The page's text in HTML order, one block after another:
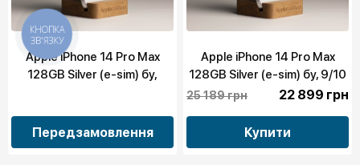
Apple iPhone 14 Pro Max
128GB Silver (e-sim) бу,
Передзамовлення
Apple iPhone 14 Pro Max
128GB Silver (e-sim) бу, 9/10
25 189 грн 22 899 грн
Купити
КНОПКА
ЗВ'ЯЗКУ